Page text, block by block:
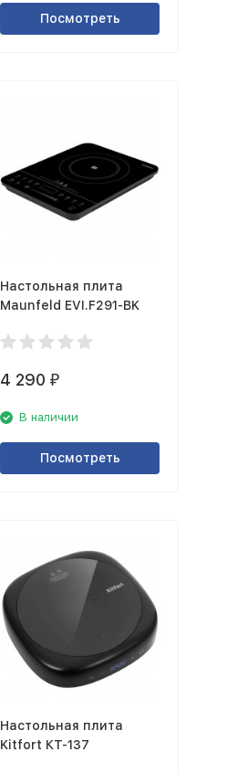
Посмотреть
Настольная плита
Maunfeld EVI.F291-BK
4 290₽
В наличии
Посмотреть
Настольная плита
Kitfort КТ-137